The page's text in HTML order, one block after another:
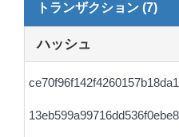
トランザクション (7)
ハッシュ